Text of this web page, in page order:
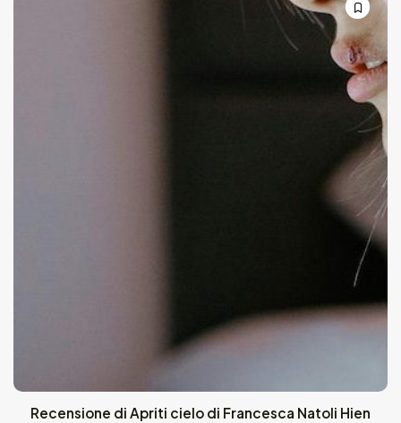
Recensione di Apriti cielo di Francesca Natoli Hien